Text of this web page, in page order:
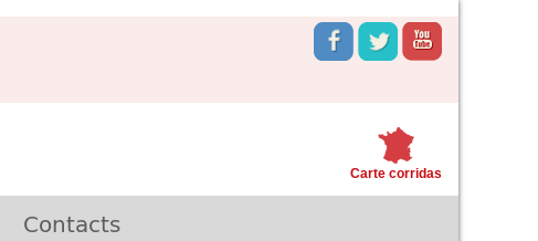
Carte corridas
Contacts